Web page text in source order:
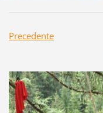
Precedente